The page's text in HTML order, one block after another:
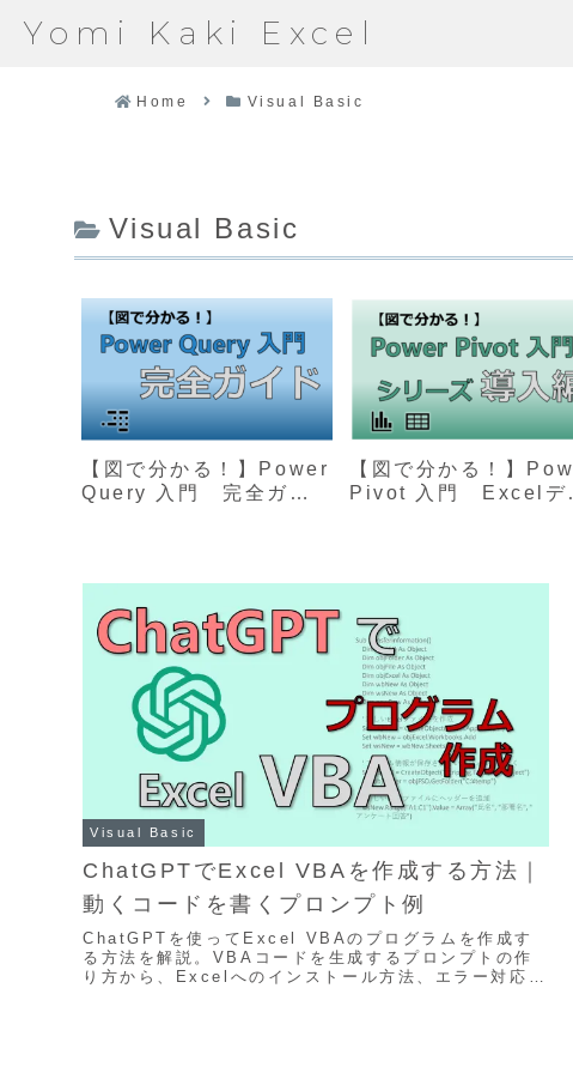
Yomi Kaki Excel
Home Visual Basic
Visual Basic
【図で分かる！】Power
Query 入門 完全ガイ
【図で分かる！】
Pivot 入門 Excelデ
Visual Basic
ChatGPTでExcel VBAを作成する方法｜
動くコードを書くプロンプト例
ChatGPTを使ってExcel VBAのプログラムを作成す
る方法を解説。VBAコードを生成するプロンプトの作
り方から、Excelへのインストール方法、エラー対応ま